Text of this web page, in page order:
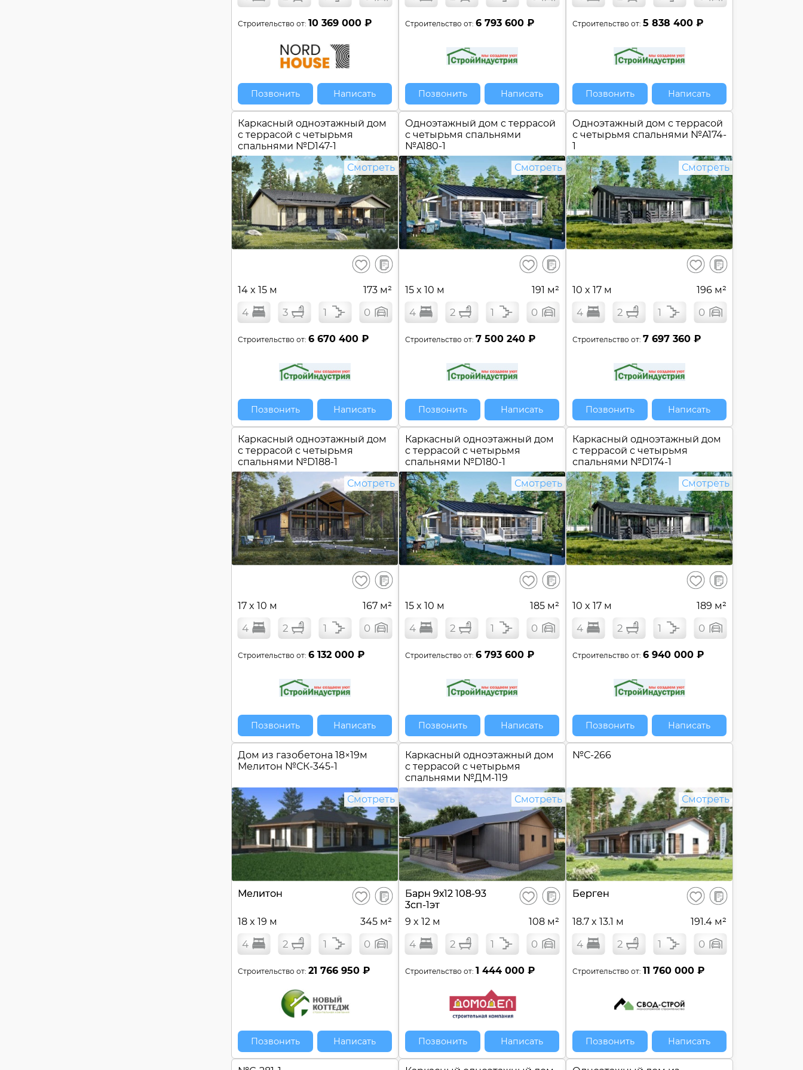
Строительство от: 10 369 000 ₽
Позвонить Написать
Строительство от:6 793 600 ₽
Позвонить Написать
Строительство от:5 838 400 ₽
Позвонить Написать
Каркасный одноэтажный дом
c террасой с четырьмя
спальнями №D147-1
Смотреть
Сохранить
В
сравнение
14 x 15 м 173 м²
4 3 1 0
Строительство от: 6 670 400 ₽
Позвонить Написать
Одноэтажный дом c террасой
с четырьмя спальнями
№A180-1
Смотреть
Сохранить
В
сравнение
15 x 10 м 191 м²
4 2 1 0
Строительство от:7 500 240 ₽
Позвонить Написать
Одноэтажный дом c террасой
с четырьмя спальнями №A174-
1
Смотреть
Сохранить
В
сравнение
10 x 17 м 196 м²
4 2 1 0
Строительство от:7 697 360 ₽
Позвонить Написать
Каркасный одноэтажный дом
c террасой с четырьмя
спальнями №D188-1
Смотреть
Сохранить
В
сравнение
17 x 10 м 167 м²
4 2 1 0
Строительство от: 6 132 000 ₽
Позвонить Написать
Каркасный одноэтажный дом
c террасой с четырьмя
спальнями №D180-1
Смотреть
Сохранить
В
сравнение
15 x 10 м 185 м²
4 2 1 0
Строительство от:6 793 600 ₽
Позвонить Написать
Каркасный одноэтажный дом
c террасой с четырьмя
спальнями №D174-1
Смотреть
Сохранить
В
сравнение
10 x 17 м 189 м²
4 2 1 0
Строительство от:6 940 000 ₽
Позвонить Написать
Дом из газобетона 18×19м
Мелитон №СК-345-1
Смотреть
Мелитон Сохранить
В
сравнение
18 x 19 м 345 м²
4 2 1 0
Строительство от: 21 766 950 ₽
Позвонить Написать
Каркасный одноэтажный дом
c террасой с четырьмя
спальнями №ДМ-119
Смотреть
Барн 9х12 108-93
3сп-1эт
Сохранить
В
сравнение
9 x 12 м 108 м²
4 2 1 0
Строительство от:1 444 000 ₽
Позвонить Написать
№С-266
Смотреть
Берген Сохранить
В
сравнение
18.7 x 13.1 м 191.4 м²
4 2 1 0
Строительство от:11 760 000 ₽
Позвонить Написать